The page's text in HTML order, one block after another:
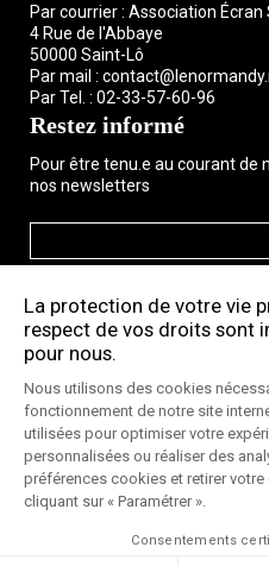
Par courrier : Association Écran
4 Rue de l'Abbaye
50000 Saint-Lô
Par mail :
Par Tel. : 02-33-57-60-96
Restez informé
Pour être tenu.e au courant de
nos newsletters
Pratique
Espace presse
Plan du site